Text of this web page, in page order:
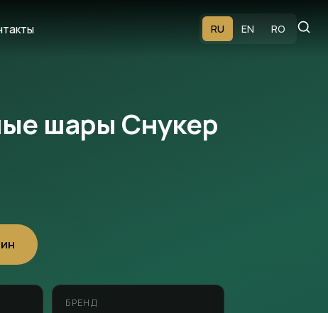
RU EN RO
шары Снукер
БРЕНД